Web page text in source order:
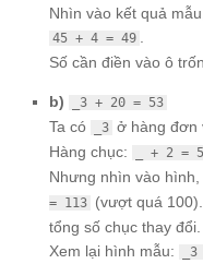
Nhìn vào kết quả
45 + 4 = 49 .
Số cần điền vào ô
b) _3 + 20 = 53
Ta có _3 ở hàng đơn
Hàng chục:
_ + 2 = 5
Nhưng nhìn vào
= 113 (vượt quá
tổng số chục thay đổi.
Xem lại hình mẫu: